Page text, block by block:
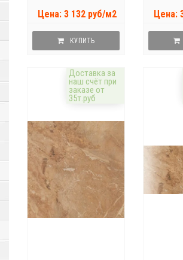
Цена: 3 132 руб/м2
КУПИТЬ
Цена:
Доставка за
наш счёт при
заказе от
35т.руб